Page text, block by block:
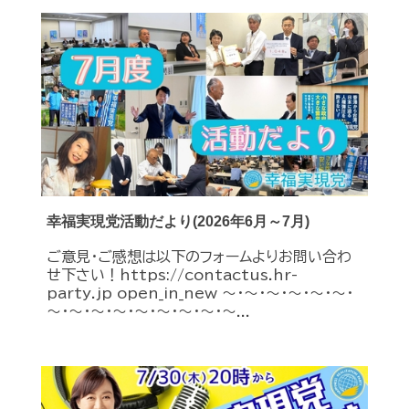
幸福実現党活動だより(2026年6月～7月)
ご意見・ご感想は以下のフォームよりお問い合わ
せ下さい！https://contactus.hr-
party.jp open_in_new ～・～・～・～・～・～・
～・～・～・～・～・～・～・～・～...